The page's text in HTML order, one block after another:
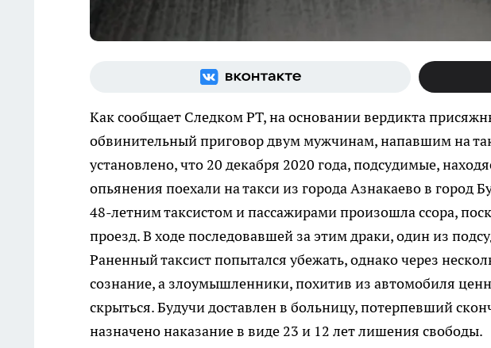
Как сообщает Следком РТ, на основании вердикта
обвинительный приговор двум мужчинам, напавшим на
установлено, что 20 декабря 2020 года, подсудимые,
опьянения поехали на такси из города Азнакаево в город
48-летним таксистом и пассажирами произошла ссора,
проезд. В ходе последовавшей за этим драки, один из
Раненный таксист попытался убежать, однако через
сознание, а злоумышленники, похитив из автомобиля
скрыться. Будучи доставлен в больницу, потерпевший
назначено наказание в виде 23 и 12 лет лишения свободы.